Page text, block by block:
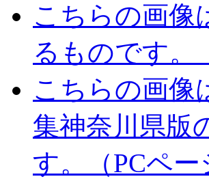
こちらの画像
るものです。
こちらの画像
集神奈川県版
す。（PCペー